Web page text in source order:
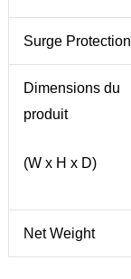
Surge Protection
Dimensions du
produit
(W x H x D)
Net Weight